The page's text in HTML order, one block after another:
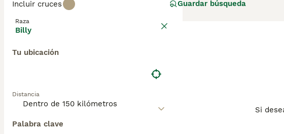
Incluir cruces
Raza
Billy
Tu ubicación
Distancia
Palabra clave
una altura de entre 58 y 69
valiente y enérgico, ideal para
Es un perro afectuoso y leal
primerizas ni para espacios
que encontrar un cachorro o
Guardar búsqueda
Si